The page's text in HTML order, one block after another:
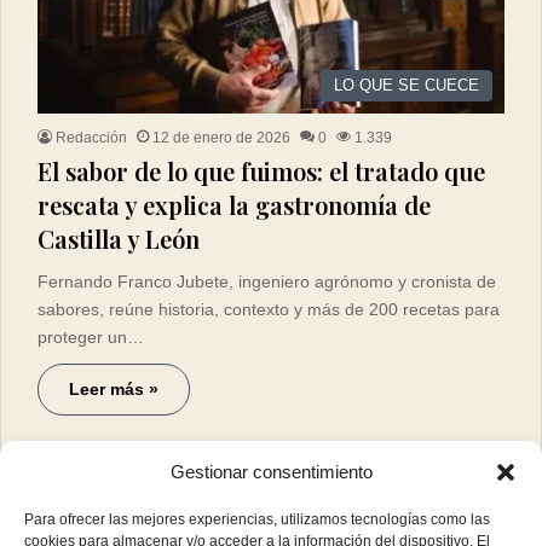
Gestionar consentimiento
Para ofrecer las mejores experiencias, utilizamos tecnologías como las
cookies para almacenar y/o acceder a la información del dispositivo. El
LO QUE SE CUECE
Redacción 12 de enero de 2026 0 1.339
El sabor de lo que fuimos: el tratado que
rescata y explica la gastronomía de
Castilla y León
Fernando Franco Jubete, ingeniero agrónomo y cronista de
sabores, reúne historia, contexto y más de 200 recetas para
proteger un…
Leer más »